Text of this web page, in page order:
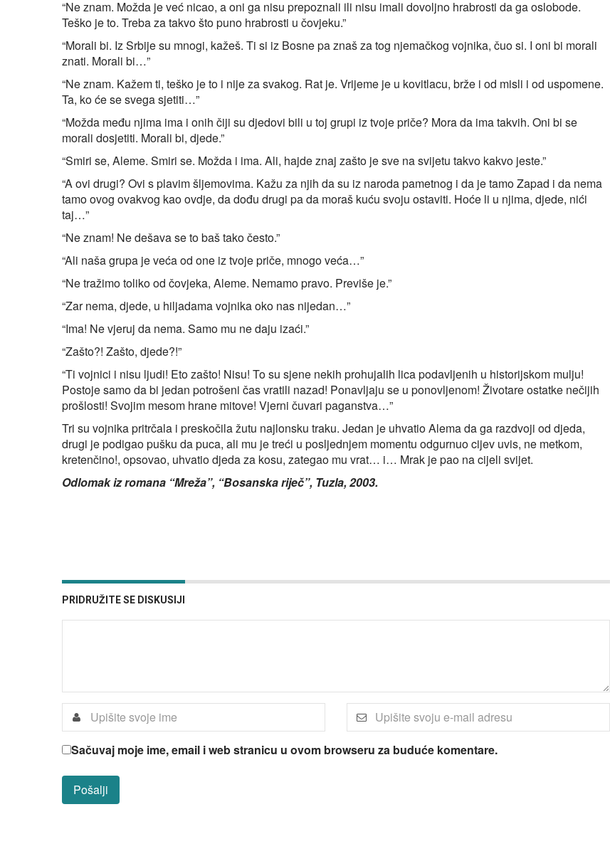
“Ne znam. Možda je već nicao, a oni ga nisu prepoznali ili nisu imali dovoljno hrabrosti da ga oslobode.
Teško je to. Treba za takvo što puno hrabrosti u čovjeku.”
“Morali bi. Iz Srbije su mnogi, kažeš. Ti si iz Bosne pa znaš za tog njemačkog vojnika, čuo si. I oni bi morali
znati. Morali bi…”
“Ne znam. Kažem ti, teško je to i nije za svakog. Rat je. Vrijeme je u kovitlacu, brže i od misli i od uspomene.
Ta, ko će se svega sjetiti…”
“Možda među njima ima i onih čiji su djedovi bili u toj grupi iz tvoje priče? Mora da ima takvih. Oni bi se
morali dosjetiti. Morali bi, djede.”
“Smiri se, Aleme. Smiri se. Možda i ima. Ali, hajde znaj zašto je sve na svijetu takvo kakvo jeste.”
“A ovi drugi? Ovi s plavim šljemovima. Kažu za njih da su iz naroda pametnog i da je tamo Zapad i da nema
tamo ovog ovakvog kao ovdje, da dođu drugi pa da moraš kuću svoju ostaviti. Hoće li u njima, djede, nići
taj…”
“Ne znam! Ne dešava se to baš tako često.”
“Ali naša grupa je veća od one iz tvoje priče, mnogo veća…”
“Ne tražimo toliko od čovjeka, Aleme. Nemamo pravo. Previše je.”
“Zar nema, djede, u hiljadama vojnika oko nas nijedan…”
“Ima! Ne vjeruj da nema. Samo mu ne daju izaći.”
“Zašto?! Zašto, djede?!”
“Ti vojnici i nisu ljudi! Eto zašto! Nisu! To su sjene nekih prohujalih lica podavljenih u historijskom mulju!
Postoje samo da bi jedan potrošeni čas vratili nazad! Ponavljaju se u ponovljenom! Životare ostatke nečijih
prošlosti! Svojim mesom hrane mitove! Vjerni čuvari paganstva…”
Tri su vojnika pritrčala i preskočila žutu najlonsku traku. Jedan je uhvatio Alema da ga razdvoji od djeda,
drugi je podigao pušku da puca, ali mu je treći u posljednjem momentu odgurnuo cijev uvis, ne metkom,
kretenčino!, opsovao, uhvatio djeda za kosu, zategao mu vrat… i… Mrak je pao na cijeli svijet.
Odlomak iz romana “Mreža”, “Bosanska riječ”, Tuzla, 2003.
PRIDRUŽITE SE DISKUSIJI
Sačuvaj moje ime, email i web stranicu u ovom browseru za buduće komentare.